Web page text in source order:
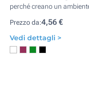
perché creano un
Prezzo da:4,56 €
Vedi dettagli >